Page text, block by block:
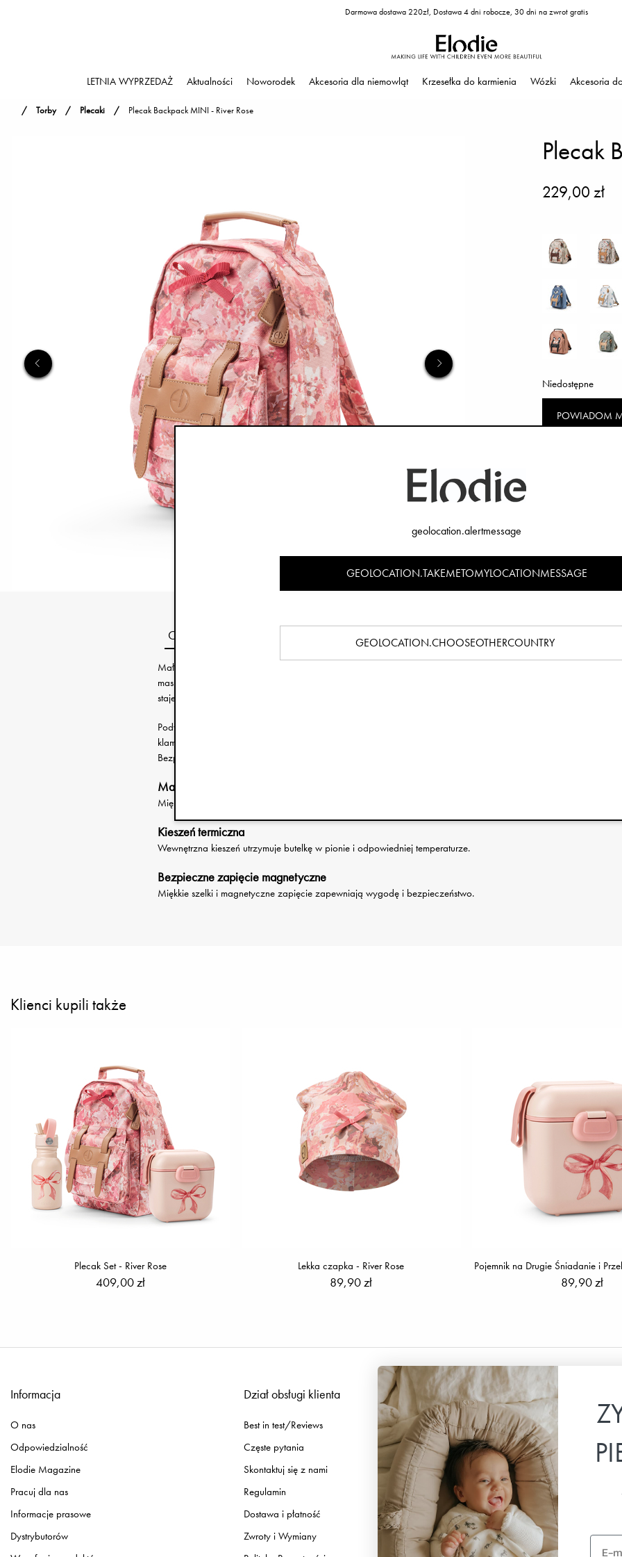
Darmowa dostawa 220zł, Dostawa 4 dni robocze, 30 dni na zwrot gratis
LETNIA WYPRZEDAŻ Aktualności Noworodek Akcesoria dla niemowląt Krzesełka do karmienia Wózki Akcesoria
Torby Plecaki Plecak Backpack MINI - River Rose
Plecak
229,00 zł
Niedostępne
POWIADOM
Opis Specyfikacja
Mały plecak dziecięcy na wielkie przygody – idealny na pierwsze wyjścia lub zabranie ulubionej
maskotki do babci. Przemyślany design, wysoka jakość i sprytne rozwiązania sprawiają, że szybko
staje się ulubieńcem dzieci i rodziców. Odpowiedni dla dzieci w wieku 1–5 lat.
Podwójny zamek pozwala łatwo otworzyć plecak i szybko znaleźć potrzebne rzeczy. Magnetyczna
klamra na pasku piersiowym jest łatwa w obsłudze i otwiera się natychmiast, gdy plecak się zahaczy.
Bezpieczne i funkcjonalne rozwiązanie dla małych odkrywców.
Mata do siedzenia w zestawie
Miękka mata zapewnia komfort podczas przerw.
Kieszeń termiczna
Wewnętrzna kieszeń utrzymuje butelkę w pionie i odpowiedniej temperaturze.
Bezpieczne zapięcie magnetyczne
Miękkie szelki i magnetyczne zapięcie zapewniają wygodę i bezpieczeństwo.
Klienci kupili także
Plecak Set - River Rose
409,00 zł
Lekka czapka - River Rose
89,90 zł
Pojemnik na Drugie Śniadanie i
89,90 zł
Informacja
O nas
Odpowiedzialność
Elodie Magazine
Pracuj dla nas
Informacje prasowe
Dystrybutorów
Dział obsługi klienta
Best in test/Reviews
Częste pytania
Skontaktuj się z nami
Regulamin
Dostawa i płatność
Zwroty i Wymiany
Podążaj za nami
Facebook
Instagram
Pinterest
Youtube
Linkedin
geolocation.alertmessage
GEOLOCATION.TAKEMETOMYLOCATIONMESSAGE
GEOLOCATION.CHOOSEOTHERCOUNTRY
Email